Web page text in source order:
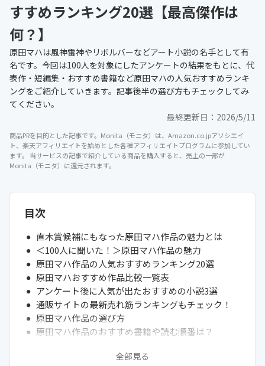
すすめランキング20選【最高傑作は
何？】
原田マハは風神雷神やリボルバーなどアート小説の名手として有
名です。今回は100人を対象にしたアンケートの結果をもとに、代
表作・短編集・おすすめ書籍など原田マハの人気おすすめランキ
ングをご紹介していきます。記事後半の選び方もチェックしてみ
てください。
最終更新日： 2026/5/11
商品PRを目的とした記事です。Monita（モニタ）は、Amazon.co.jpアソシエイ
ト、楽天アフィリエイトを始めとした各種アフィリエイトプログラムに参加してい
ます。 当サービスの記事で紹介している商品を購入すると、売上の一部が
Monita（モニタ）に還元されます。
目次
直木賞候補にもなった原田マハ作品の魅力とは
＜100人に聞いた！＞原田マハ作品の魅力
原田マハ作品の人気おすすめランキング20選
原田マハおすすめ作品比較一覧表
アンケート後に人気が出たおすすめの小説3選
通販サイトの最新売れ筋ランキングもチェック！
原田マハ作品の選び方
原田マハ作品のおすすめ書籍や読む順番は？
原田マハの自宅・年収は？
全部見る